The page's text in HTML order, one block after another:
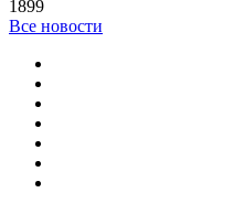
1899
Все новости